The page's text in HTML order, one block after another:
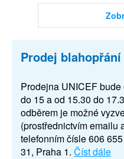
Prodej blahopřání
Prodejna UNICEF bude
do 15 a od 15.30 do
odběrem je možné
(prostřednictvím emailu
telefonním čísle 606
31, Praha 1. Číst dále